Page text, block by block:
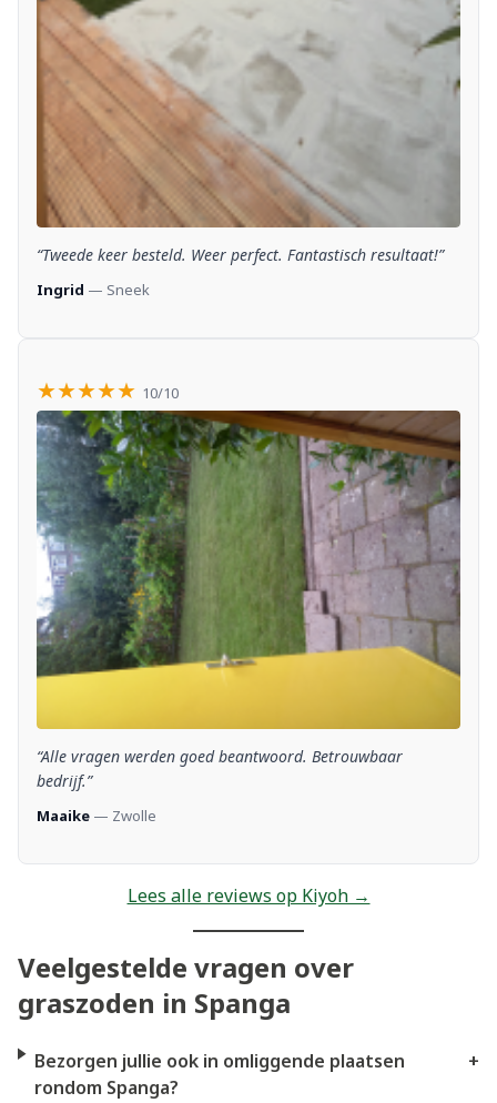
“Tweede keer besteld. Weer perfect. Fantastisch resultaat!”
Ingrid — Sneek
★★★★★ 10/10
“Alle vragen werden goed beantwoord. Betrouwbaar
bedrijf.”
Maaike — Zwolle
Lees alle reviews op Kiyoh →
Veelgestelde vragen over
graszoden in Spanga
Bezorgen jullie ook in omliggende plaatsen
rondom Spanga?
+